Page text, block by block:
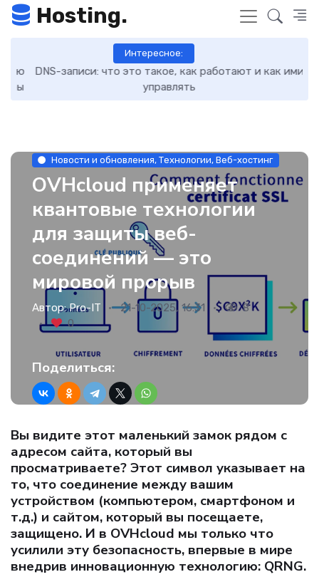
Hosting.
Интересное:
DNS-записи: что это такое, как работают и как ими
управлять
Новости и обновления, Технологии, Веб-хостинг
OVHcloud применяет
квантовые технологии
для защиты веб-
соединений — это
мировой прорыв
Автор:Pro-IT 21-10-2025, 16:31
8
0
Поделиться:
Вы видите этот маленький замок рядом с
адресом сайта, который вы
просматриваете? Этот символ указывает на
то, что соединение между вашим
устройством (компьютером, смартфоном и
т.д.) и сайтом, который вы посещаете,
защищено. И в OVHcloud мы только что
усилили эту безопасность, впервые в мире
внедрив инновационную технологию: QRNG.